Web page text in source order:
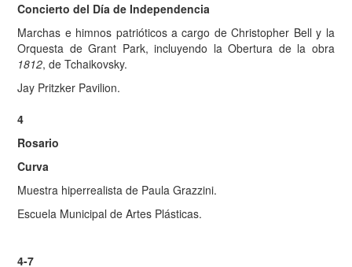
Concierto del Día de Independencia
Marchas e himnos patrióticos a cargo de Christopher Bell y la
Orquesta de Grant Park, incluyendo la Obertura de la obra
1812, de Tchaikovsky.
Jay Pritzker Pavilion.
4
Rosario
Curva
Muestra hiperrealista de Paula Grazzini.
Escuela Municipal de Artes Plásticas.
4-7